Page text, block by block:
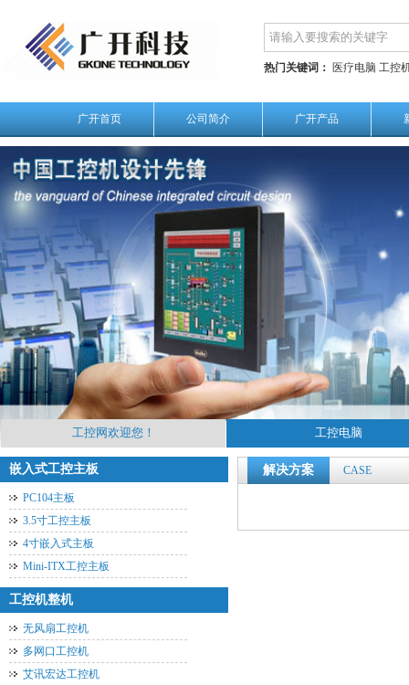
热门关键词： 医疗电脑 工控
广开首页 公司简介 广开产品
工控网欢迎您！ 工控电脑
嵌入式工控主板
PC104主板
3.5寸工控主板
4寸嵌入式主板
Mini-ITX工控主板
工控机整机
无风扇工控机
多网口工控机
艾讯宏达工控机
解决方案 CASE